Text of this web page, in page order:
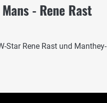
- Rene Rast
Star Rene Rast und Manthey-